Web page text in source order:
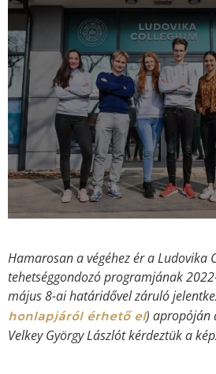
Hamarosan a végéhez ér a Ludovika
tehetséggondozó programjának
május 8-ai határidővel záruló
honlapjáról érhető el) apropóján
Velkey György Lászlót kérdeztük a